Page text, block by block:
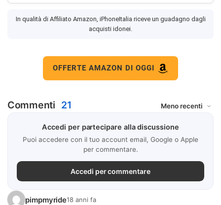
In qualità di Affiliato Amazon, iPhoneItalia riceve un guadagno dagli
acquisti idonei.
OFFERTE AMAZON DI OGGI
Commenti 21
Accedi per partecipare alla discussione
Puoi accedere con il tuo account email, Google o Apple
per commentare.
Accedi per commentare
pimpmyride18 anni fa